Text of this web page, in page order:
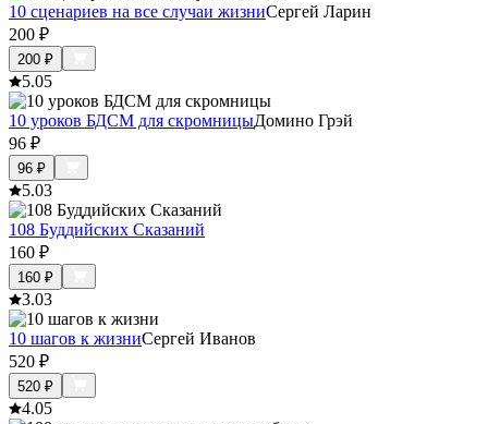
10 сценариев на все случаи жизниСергей Ларин
200 ₽
200 ₽
5.05
10 уроков БДСМ для скромницыДомино Грэй
96 ₽
96 ₽
5.03
108 Буддийских Сказаний
160 ₽
160 ₽
3.03
10 шагов к жизниСергей Иванов
520 ₽
520 ₽
4.05